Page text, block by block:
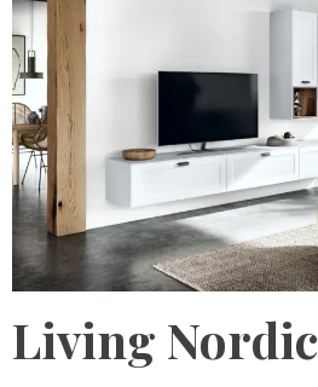
Living Nordic